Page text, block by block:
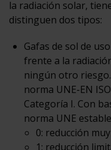
la radiación solar,
distinguen dos tipos:
Gafas de sol de
frente a la
ningún otro
norma UNE-EN
Categoría I. Con
norma UNE
0: reducción
1: reducción